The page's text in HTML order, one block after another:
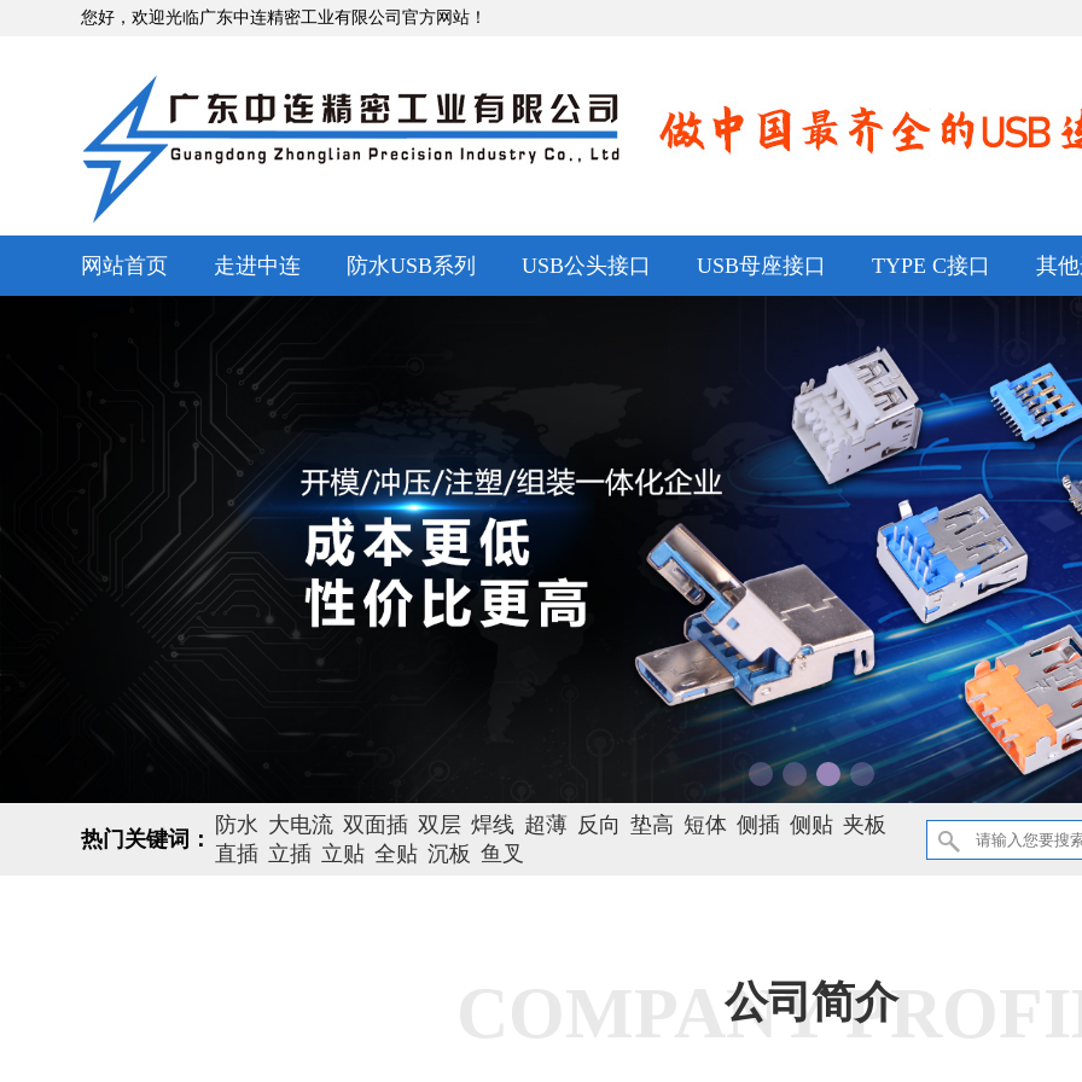
您好，欢迎光临广东中连精密工业有限公司官方网站！
网站首页 走进中连 防水USB系列 USB公头接口 USB母座接口 TYPE C接口 其
热门关键词：
防水 大电流 双面插 双层 焊线 超薄 反向 垫高 短体 侧插 侧贴 夹板
直插 立插 立贴 全贴 沉板 鱼叉
COMPANY
公司简介